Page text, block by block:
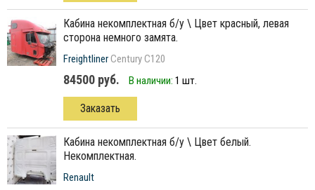
кабина некомплектная б/у \ Цвет красный, левая
сторона немного замята.
FreightlinerCentury C120
84500 руб. В наличии: 1 шт.
Заказать
кабина некомплектная б/у \ Цвет белый.
Некомплектная.
Renault